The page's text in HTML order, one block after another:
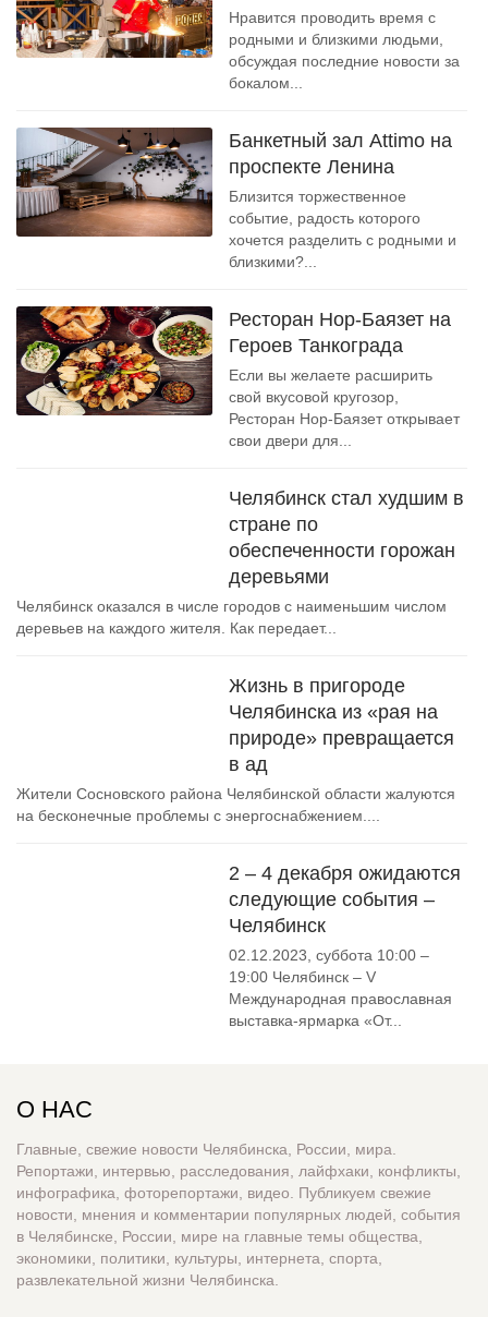
Нравится проводить время с
родными и близкими людьми,
обсуждая последние новости за
бокалом...
Банкетный зал Attimo на
проспекте Ленина
Близится торжественное
событие, радость которого
хочется разделить с родными и
близкими?...
Ресторан Нор-Баязет на
Героев Танкограда
Если вы желаете расширить
свой вкусовой кругозор,
Ресторан Нор-Баязет открывает
свои двери для...
Челябинск стал худшим в
стране по
обеспеченности горожан
деревьями
Челябинск оказался в числе городов с наименьшим числом
деревьев на каждого жителя. Как передает...
Жизнь в пригороде
Челябинска из «рая на
природе» превращается
в ад
Жители Сосновского района Челябинской области жалуются
на бесконечные проблемы с энергоснабжением....
2 – 4 декабря ожидаются
следующие события –
Челябинск
02.12.2023, суббота 10:00 –
19:00 Челябинск – V
Международная православная
выставка-ярмарка «От...
О НАС
Главные, свежие новости Челябинска, России, мира.
Репортажи, интервью, расследования, лайфхаки, конфликты,
инфографика, фоторепортажи, видео. Публикуем свежие
новости, мнения и комментарии популярных людей, события
в Челябинске, России, мире на главные темы общества,
экономики, политики, культуры, интернета, спорта,
развлекательной жизни Челябинска.